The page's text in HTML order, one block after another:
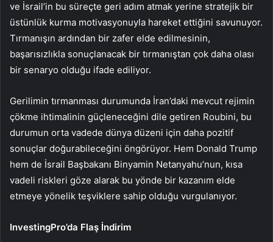
ve İsrail’in bu süreçte geri adım atmak yerine stratejik bir
üstünlük kurma motivasyonuyla hareket ettiğini savunuyor.
Tırmanışın ardından bir zafer elde edilmesinin,
başarısızlıkla sonuçlanacak bir tırmanıştan çok daha olası
bir senaryo olduğu ifade ediliyor.
Gerilimin tırmanması durumunda İran’daki mevcut rejimin
çökme ihtimalinin güçleneceğini dile getiren Roubini, bu
durumun orta vadede dünya düzeni için daha pozitif
sonuçlar doğurabileceğini öngörüyor. Hem Donald Trump
hem de İsrail Başbakanı Binyamin Netanyahu’nun, kısa
vadeli riskleri göze alarak bu yönde bir kazanım elde
etmeye yönelik teşviklere sahip olduğu vurgulanıyor.
InvestingPro’da Flaş İndirim